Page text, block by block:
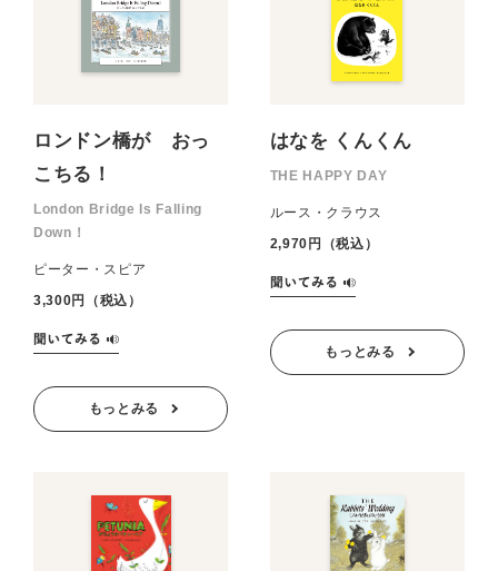
ロンドン橋が おっ
こちる！
London Bridge Is Falling
Down！
ピーター・スピア
3,300円（税込）
もっとみる
はなを くんくん
THE HAPPY DAY
ルース・クラウス
2,970円（税込）
もっとみる